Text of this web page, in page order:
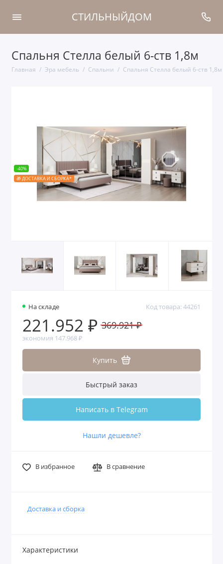
СТИЛЬНЫЙДОМ
Спальня Стелла белый 6-ств 1,8м
Главная Эра мебель Cпальни Спальня Стелла белый 6-ств 1,8м
-40%
🎁 ДОСТАВКА И СБОРКА*
На складе Код товара: 44261
221.952 ₽ 369.921 ₽
экономия 147.968 ₽
Купить
Быстрый заказ
Написать в Telegram
Нашли дешевле?
В избранное В сравнение
Доставка и сборка
Характеристики